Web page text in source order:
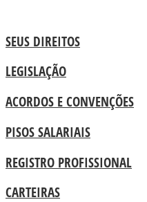
SEUS DIREITOS
LEGISLAÇÃO
ACORDOS E CONVENÇÕES
PISOS SALARIAIS
REGISTRO PROFISSIONAL
CARTEIRAS